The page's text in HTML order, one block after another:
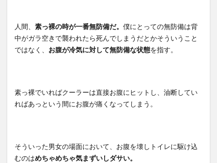
人間、 素っ裸の時が一番無防備だ。 僕にとっての無防備は背
中がガラ空きで襲われたら死んでしまうだとかそういうこと
ではなく、 お腹が冷気に対して無防備な状態を指す。
素っ裸でいればクーラーは直接お腹にヒットし、油断してい
ればあっという間にお腹が痛くなってしまう。
そういった男女の場面において、お腹を壊しトイレに駆け込
むのはめちゃめちゃ気まずいしダサい。